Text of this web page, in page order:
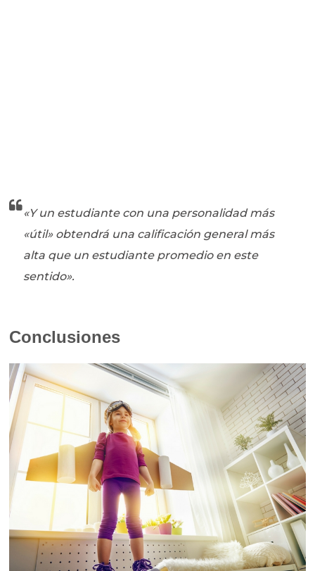
«Y un estudiante con una personalidad más
«útil» obtendrá una calificación general más
alta que un estudiante promedio en este
sentido».
Conclusiones